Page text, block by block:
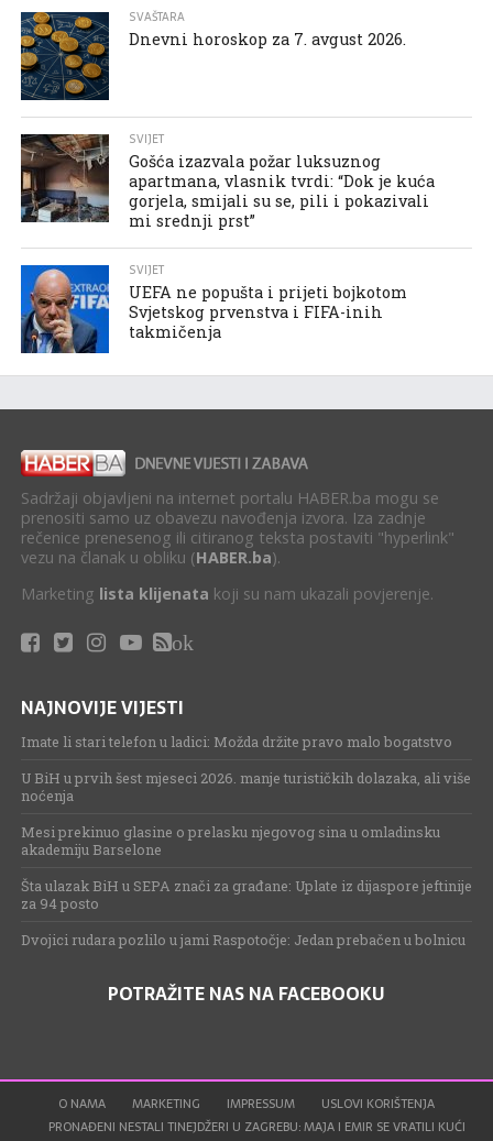
SVAŠTARA
Dnevni horoskop za 7. avgust 2026.
SVIJET
Gošća izazvala požar luksuznog
apartmana, vlasnik tvrdi: “Dok je kuća
gorjela, smijali su se, pili i pokazivali
mi srednji prst”
SVIJET
UEFA ne popušta i prijeti bojkotom
Svjetskog prvenstva i FIFA-inih
takmičenja
Sadržaji objavljeni na internet portalu HABER.ba mogu se
prenositi samo uz obavezu navođenja izvora. Iza zadnje
rečenice prenesenog ili citiranog teksta postaviti "hyperlink"
vezu na članak u obliku (HABER.ba).
Marketing lista klijenata koji su nam ukazali povjerenje.
ok
NAJNOVIJE VIJESTI
Imate li stari telefon u ladici: Možda držite pravo malo bogatstvo
U BiH u prvih šest mjeseci 2026. manje turističkih dolazaka, ali više
noćenja
Mesi prekinuo glasine o prelasku njegovog sina u omladinsku
akademiju Barselone
Šta ulazak BiH u SEPA znači za građane: Uplate iz dijaspore jeftinije
za 94 posto
Dvojici rudara pozlilo u jami Raspotočje: Jedan prebačen u bolnicu
POTRAŽITE NAS NA FACEBOOKU
O NAMA MARKETING IMPRESSUM
USLOVI KORIŠTENJA
PRONAĐENI NESTALI TINEJDŽERI U ZAGREBU: MAJA I EMIR SE VRATILI KUĆI